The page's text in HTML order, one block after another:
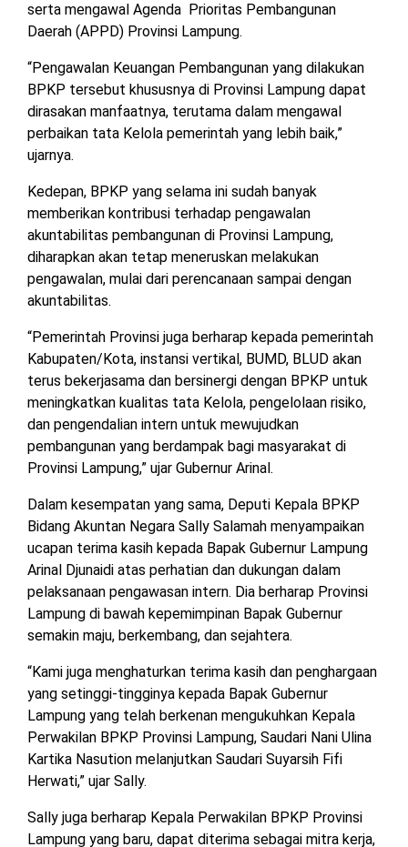
serta mengawal Agenda Prioritas Pembangunan
Daerah (APPD) Provinsi Lampung.
“Pengawalan Keuangan Pembangunan yang dilakukan
BPKP tersebut khususnya di Provinsi Lampung dapat
dirasakan manfaatnya, terutama dalam mengawal
perbaikan tata Kelola pemerintah yang lebih baik,”
ujarnya.
Kedepan, BPKP yang selama ini sudah banyak
memberikan kontribusi terhadap pengawalan
akuntabilitas pembangunan di Provinsi Lampung,
diharapkan akan tetap meneruskan melakukan
pengawalan, mulai dari perencanaan sampai dengan
akuntabilitas.
“Pemerintah Provinsi juga berharap kepada pemerintah
Kabupaten/Kota, instansi vertikal, BUMD, BLUD akan
terus bekerjasama dan bersinergi dengan BPKP untuk
meningkatkan kualitas tata Kelola, pengelolaan risiko,
dan pengendalian intern untuk mewujudkan
pembangunan yang berdampak bagi masyarakat di
Provinsi Lampung,” ujar Gubernur Arinal.
Dalam kesempatan yang sama, Deputi Kepala BPKP
Bidang Akuntan Negara Sally Salamah menyampaikan
ucapan terima kasih kepada Bapak Gubernur Lampung
Arinal Djunaidi atas perhatian dan dukungan dalam
pelaksanaan pengawasan intern. Dia berharap Provinsi
Lampung di bawah kepemimpinan Bapak Gubernur
semakin maju, berkembang, dan sejahtera.
“Kami juga menghaturkan terima kasih dan penghargaan
yang setinggi-tingginya kepada Bapak Gubernur
Lampung yang telah berkenan mengukuhkan Kepala
Perwakilan BPKP Provinsi Lampung, Saudari Nani Ulina
Kartika Nasution melanjutkan Saudari Suyarsih Fifi
Herwati,” ujar Sally.
Sally juga berharap Kepala Perwakilan BPKP Provinsi
Lampung yang baru, dapat diterima sebagai mitra kerja,